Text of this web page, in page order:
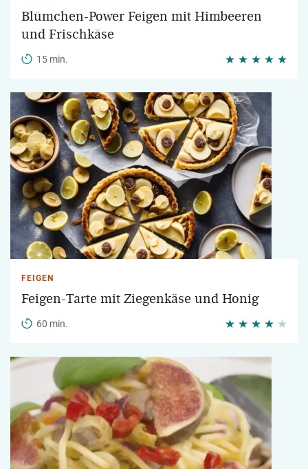
Blümchen-Power Feigen mit Himbeeren
und Frischkäse
15 min.
FEIGEN
Feigen-Tarte mit Ziegenkäse und Honig
60 min.